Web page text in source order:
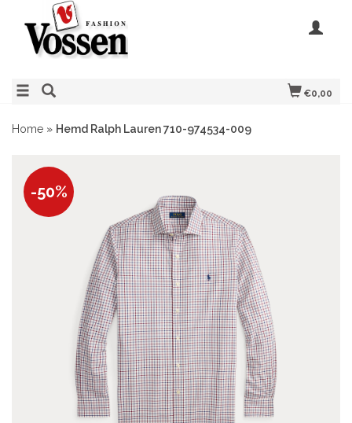
€0,00
Home » Hemd Ralph Lauren 710-974534-009
-50%